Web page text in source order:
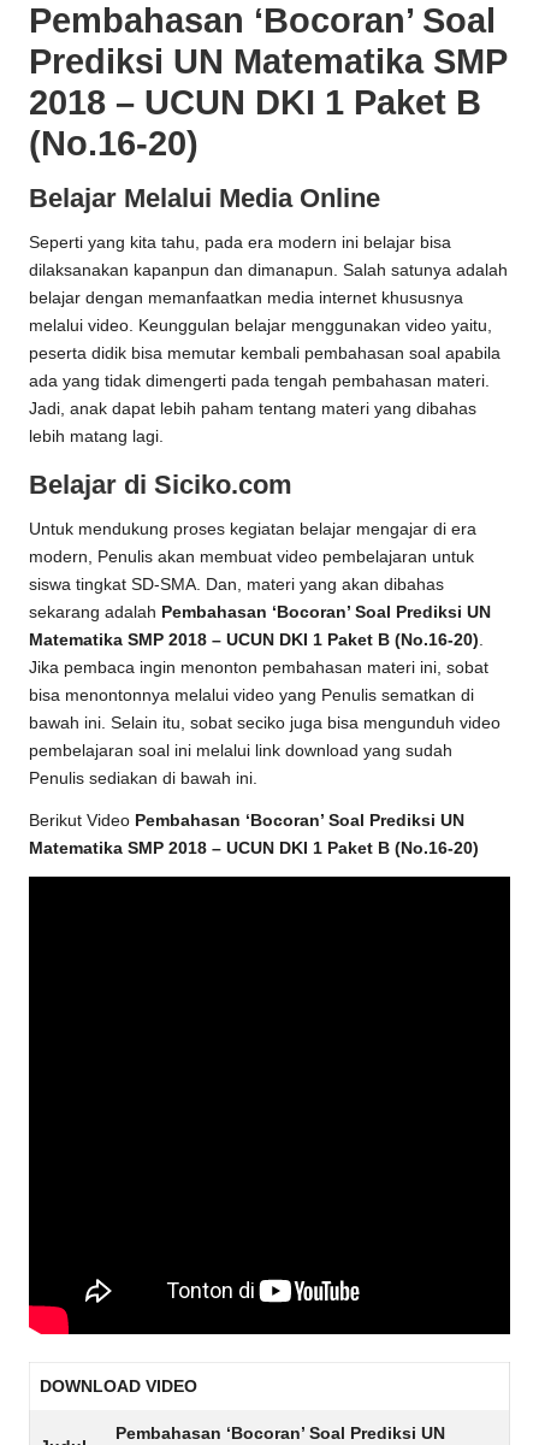
Pembahasan ‘Bocoran’ Soal
Prediksi UN Matematika SMP
2018 – UCUN DKI 1 Paket B
(No.16-20)
Belajar Melalui Media Online
Seperti yang kita tahu, pada era modern ini belajar bisa
dilaksanakan kapanpun dan dimanapun. Salah satunya adalah
belajar dengan memanfaatkan media internet khususnya
melalui video. Keunggulan belajar menggunakan video yaitu,
peserta didik bisa memutar kembali pembahasan soal apabila
ada yang tidak dimengerti pada tengah pembahasan materi.
Jadi, anak dapat lebih paham tentang materi yang dibahas
lebih matang lagi.
Belajar di Siciko.com
Untuk mendukung proses kegiatan belajar mengajar di era
modern, Penulis akan membuat video pembelajaran untuk
siswa tingkat SD-SMA. Dan, materi yang akan dibahas
sekarang adalah Pembahasan ‘Bocoran’ Soal Prediksi UN
Matematika SMP 2018 – UCUN DKI 1 Paket B (No.16-20).
Jika pembaca ingin menonton pembahasan materi ini, sobat
bisa menontonnya melalui video yang Penulis sematkan di
bawah ini. Selain itu, sobat seciko juga bisa mengunduh video
pembelajaran soal ini melalui link download yang sudah
Penulis sediakan di bawah ini.
Berikut Video Pembahasan ‘Bocoran’ Soal Prediksi UN
Matematika SMP 2018 – UCUN DKI 1 Paket B (No.16-20)
DOWNLOAD VIDEO
Pembahasan ‘Bocoran’ Soal Prediksi UN